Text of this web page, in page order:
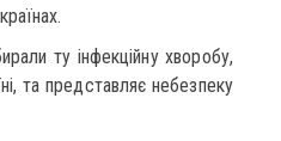
ту інфекційну хворобу,
та представляє небезпеку